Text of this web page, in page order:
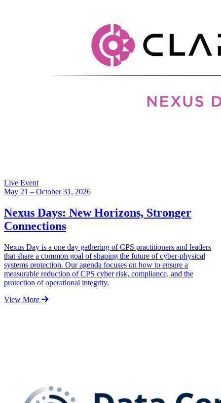
Live Event
May 21 – October 31, 2026
Nexus Days: New Horizons, Stronger
Connections
Nexus Day is a one day gathering of CPS practitioners and leaders
that share a common goal of shaping the future of cyber-physical
systems protection. Our agenda focuses on how to ensure a
measurable reduction of CPS cyber risk, compliance, and the
protection of operational integrity.
View More